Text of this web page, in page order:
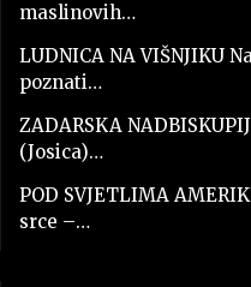
maslinovih…
LUDNICA NA VIŠNJIKU
poznati…
ZADARSKA
(Josica)…
POD SVJETLIMA
srce –…